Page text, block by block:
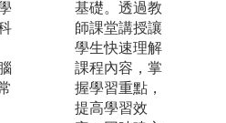
合，培養邏輯
思考與問題解
決能力，並能
開發出更高效
率的電腦應用
系統。
基礎。透過教
師課堂講授讓
學生快速理解
課程內容，掌
握學習重點，
提高學習效